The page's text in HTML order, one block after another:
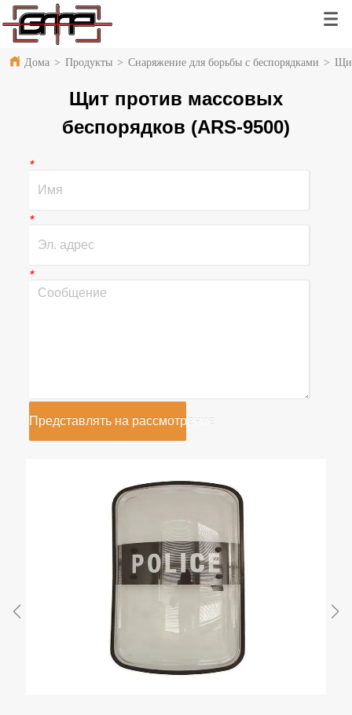
Дома > Продукты > Снаряжение для борьбы с беспорядками >
Щит против массовых
беспорядков (ARS-9500)
*
*
*
Представлять на рассмотрение